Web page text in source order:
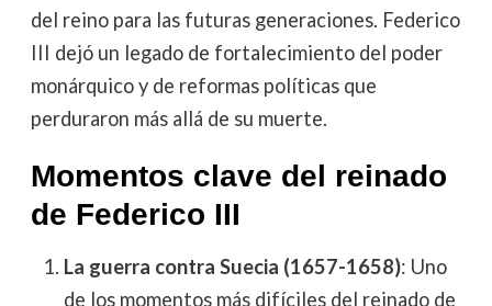
del reino para las futuras generaciones. Federico
III dejó un legado de fortalecimiento del poder
monárquico y de reformas políticas que
perduraron más allá de su muerte.
Momentos clave del reinado
de Federico III
La guerra contra Suecia (1657-1658): Uno
de los momentos más difíciles del reinado de